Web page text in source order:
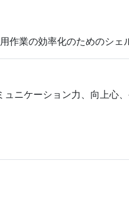
作業の効率化のためのシェ
ュニケーション力、向上心